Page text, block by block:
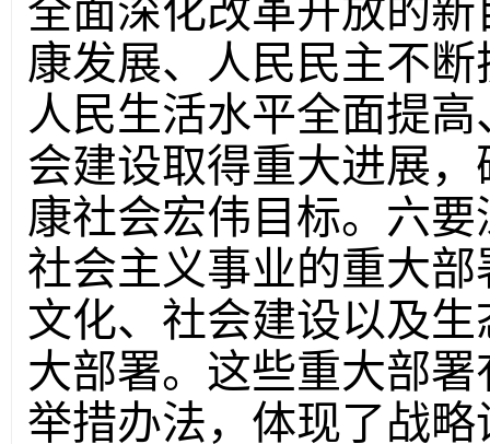
全面深化改革开放的
康发展、人民民主不
人民生活水平全面提
会建设取得重大进展
康社会宏伟目标。六
社会主义事业的重大
文化、社会建设以及
大部署。这些重大部
举措办法，体现了战